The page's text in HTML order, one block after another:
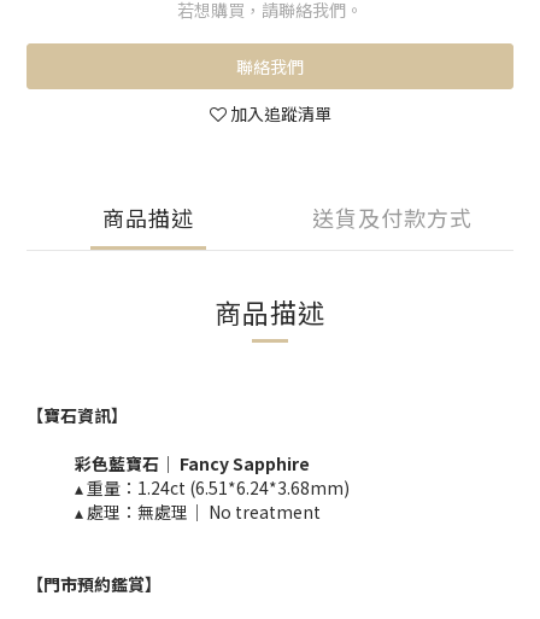
若想購買，請聯絡我們。
聯絡我們
加入追蹤清單
商品描述 送貨及付款方式
商品描述
【寶石資訊】
彩色藍寶石｜ FancySapphire
▴ 重量：1.24ct (6.51*6.24*3.68mm)
▴ 處理：無處理｜ No treatment​​
【門市預約鑑賞】